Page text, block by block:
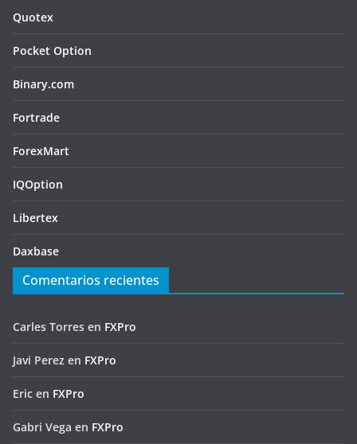
Quotex
Pocket Option
Binary.com
Fortrade
ForexMart
IQOption
Libertex
Daxbase
Comentarios recientes
Carles Torres en FXPro
Javi Perez en FXPro
Eric en FXPro
Gabri Vega en FXPro